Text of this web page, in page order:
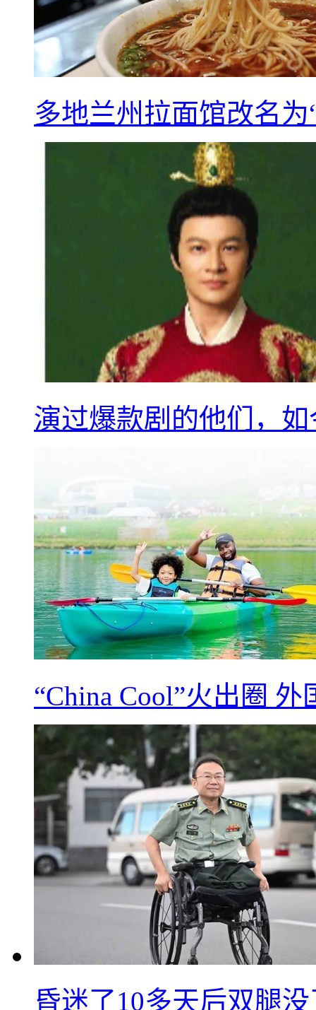
多地兰州拉面馆改名
演过爆款剧的他们，
“China Cool”火出圈
昏迷了10多天后双腿